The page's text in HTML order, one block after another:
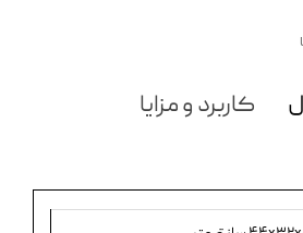
کاربرد و مزایا